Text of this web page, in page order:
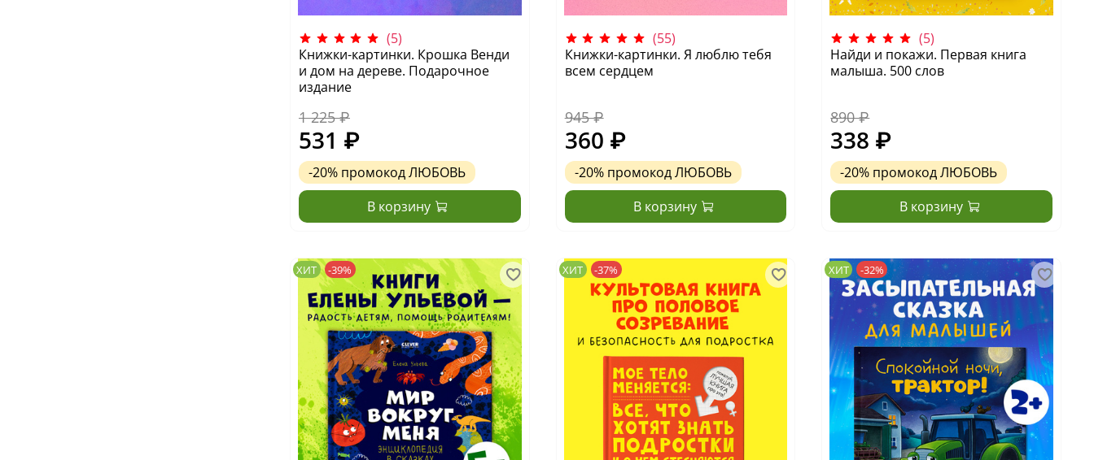
(5)
Книжки-картинки. Крошка Венди
и дом на дереве. Подарочное
издание
1 225 ₽
531 ₽
-20% промокодЛЮБОВЬ
В корзину
(55)
Книжки-картинки. Я люблю тебя
всем сердцем
945 ₽
360 ₽
-20% промокодЛЮБОВЬ
В корзину
(5)
Найди и покажи. Первая книга
малыша. 500 слов
890 ₽
338 ₽
-20% промокодЛЮБОВЬ
В корзину
ХИТ -39% ХИТ -37% ХИТ -32%